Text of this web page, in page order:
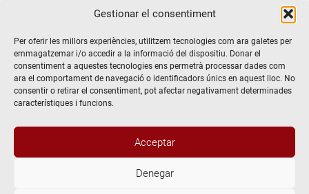
Gestionar el consentiment
Per oferir les millors experiències, utilitzem tecnologies com ara galetes per
emmagatzemar i/o accedir a la informació del dispositiu. Donar el
consentiment a aquestes tecnologies ens permetrà processar dades com
ara el comportament de navegació o identificadors únics en aquest lloc. No
consentir o retirar el consentiment, pot afectar negativament determinades
característiques i funcions.
Acceptar
Denegar
@2026 Escola de teatre El Timbal. Tots els drets reservats